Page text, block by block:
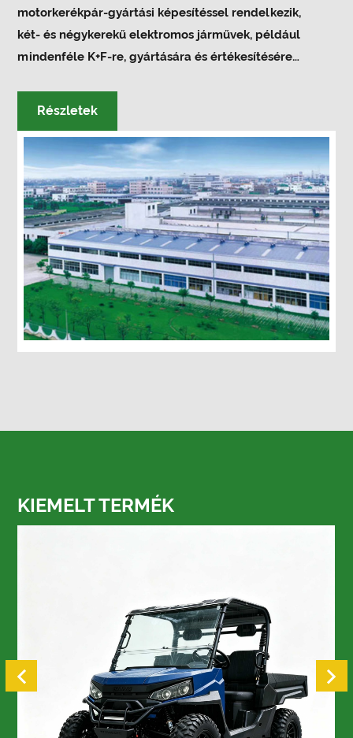
motorkerékpár-gyártási képesítéssel rendelkezik,
két- és négykerekű elektromos járművek, például
mindenféle K+F-re, gyártására és értékesítésére
járművet bocsátott a világ rendelkezésére, ETV-
TANK néven. A gyár elkötelezett a kiváló
minőségű, finom, különleges, új termékek,
valamint az ellátási sebesség, a tökéletes
szolgáltatási minőség iránt. Támogatjuk a
minimális rendelési mennyiséget is, hogy az
ügyfél először megértse, hogy együtt fejlődünk,
és megvalósítja a win-win együttműködést!
Részletek
KIEMELT TERMÉK